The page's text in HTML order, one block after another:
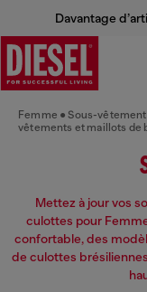
Davantage
Femme Sous-
vêtements et maillots de
Mettez à jour vos
culottes pour
confortable, des
de culottes